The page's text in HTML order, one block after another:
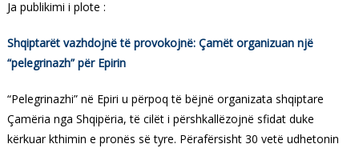
Ja publikimi i plote :
Shqiptarët vazhdojnë të provokojnë: Çamët organizuan një
“pelegrinazh” për Epirin
“Pelegrinazhi” në Epiri u përpoq të bëjnë organizata shqiptare
Çamëria nga Shqipëria, të cilët i përshkallëzojnë sfidat duke
kërkuar kthimin e pronës së tyre. Përafërsisht 30 vetë udhetonin